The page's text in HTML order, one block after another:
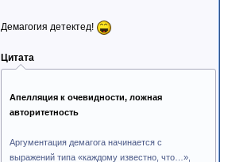
Демагогия детектед!
Цитата
Апелляция к очевидности, ложная
авторитетность
Аргументация демагога начинается с
выражений типа «каждому известно, что…»,